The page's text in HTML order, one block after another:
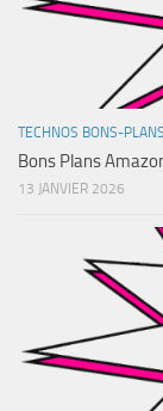
TECHNOS BONS-PLANS
Bons Plans
13 JANVIER 2026